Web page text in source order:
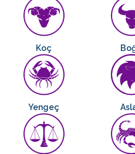
Koç
Yengeç